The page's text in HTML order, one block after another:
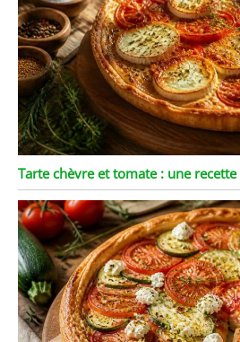
Tarte chèvre et tomate : une